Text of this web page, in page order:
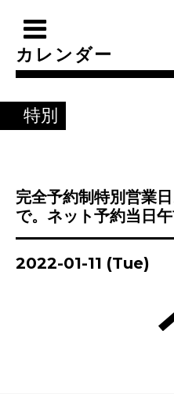
カレンダー
特別
完全予約制特別営業
で。ネット予約当日午
2022-01-11 (Tue)